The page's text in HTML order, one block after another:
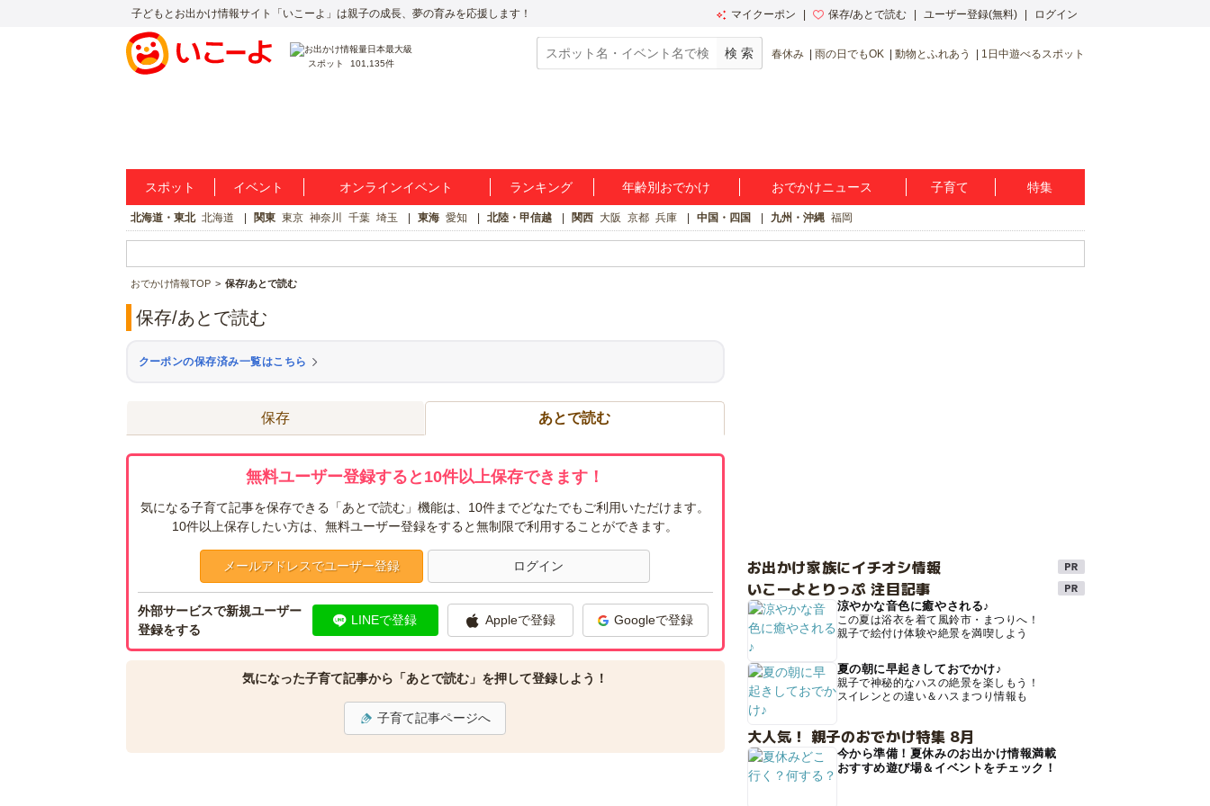
子どもとお出かけ情報サイト「いこーよ」は親子の成長、夢の育みを応援します！ マイクーポン 保存/あとで読む ユーザー登録(無料) ログイン
スポット 101,135件
春休み 雨の日でもOK 動物とふれあう 1日中遊べるスポット
スポット イベント オンラインイベント ランキング 年齢別おでかけ おでかけニュース 子育て 特集
北海道・東北 北海道 関東 東京 神奈川 千葉 埼玉 東海 愛知 北陸・甲信越 関西 大阪 京都 兵庫 中国・四国 九州・沖縄 福岡
おでかけ情報TOP 保存/あとで読む
保存/あとで読む
クーポンの保存済み一覧はこちら
保存 あとで読む
無料ユーザー登録すると10件以上保存できます！
気になる子育て記事を保存できる「あとで読む」機能は、10件までどなたでもご利用いただけます。
10件以上保存したい方は、無料ユーザー登録をすると無制限で利用することができます。
メールアドレスでユーザー登録 ログイン
外部サービスで新規ユーザー
登録をする
LINEで登録 Appleで登録 Googleで登録
気になった子育て記事から「あとで読む」を押して登録しよう！
子育て記事ページへ
お出かけ家族にイチオシ情報
いこーよとりっぷ 注目記事
涼やかな音色に癒やされる♪
この夏は浴衣を着て風鈴市・まつりへ！
親子で絵付け体験や絶景を満喫しよう
夏の朝に早起きしておでかけ♪
親子で神秘的なハスの絶景を楽しもう！
スイレンとの違い＆ハスまつり情報も
大人気！ 親子のおでかけ特集 8月
今から準備！夏休みのお出かけ情報満載
おすすめ遊び場＆イベントをチェック！